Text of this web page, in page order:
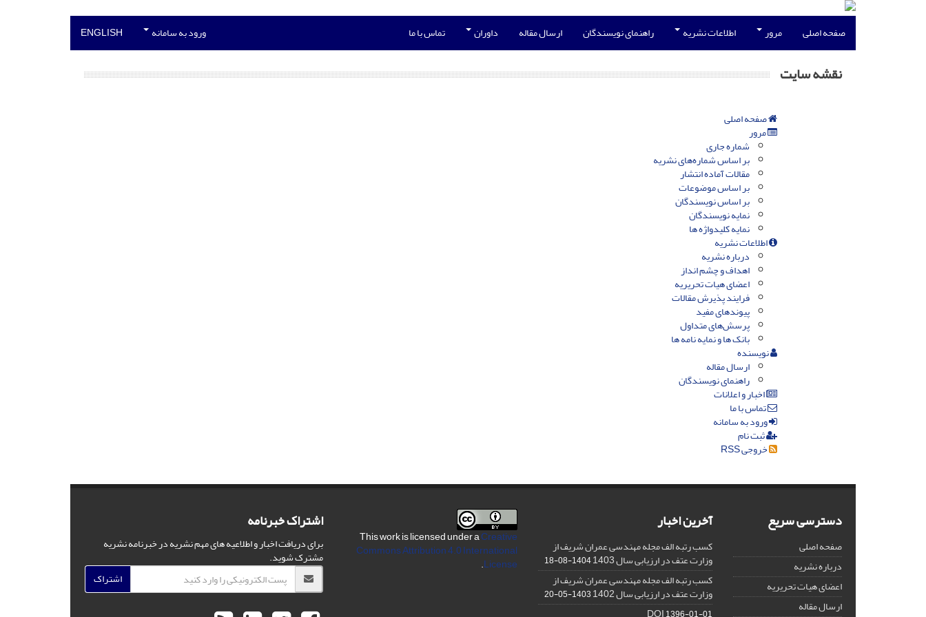
صفحه اصلی مرور اطلاعات نشریه راهنمای نویسندگان ارسال مقاله داوران تماس با ما ورود به سامانه ENGLISH
نقشه سایت
صفحه اصلی
مرور
شماره جاری
بر اساس شماره‌های نشریه
مقالات آماده انتشار
بر اساس موضوعات
بر اساس نویسندگان
نمایه نویسندگان
نمایه کلیدواژه ها
اطلاعات نشریه
درباره نشریه
اهداف و چشم انداز
اعضای هیات تحریریه
فرایند پذیرش مقالات
پیوندهای مفید
پرسش‌های متداول
بانک ها و نمایه نامه ها
نویسنده
ارسال مقاله
راهنمای نویسندگان
اخبار و اعلانات
تماس با ما
ورود به سامانه
ثبت نام
خروجی RSS
دسترسی سریع
صفحه اصلی
درباره نشریه
اعضای هیات تحریریه
ارسال مقاله
آخرین اخبار
کسب رتبه الف مجله مهندسی عمران شریف از
وزارت عتف در ارزیابی سال 1403 1404-08-18
کسب رتبه الف مجله مهندسی عمران شریف از
وزارت عتف در ارزیابی سال 1402 1403-05-20
This work is licensed under aCreative
Commons Attribution 4.0 International
License
.
اشتراک خبرنامه
برای دریافت اخبار و اطلاعیه های مهم نشریه در خبرنامه نشریه
مشترک شوید.
اشتراک